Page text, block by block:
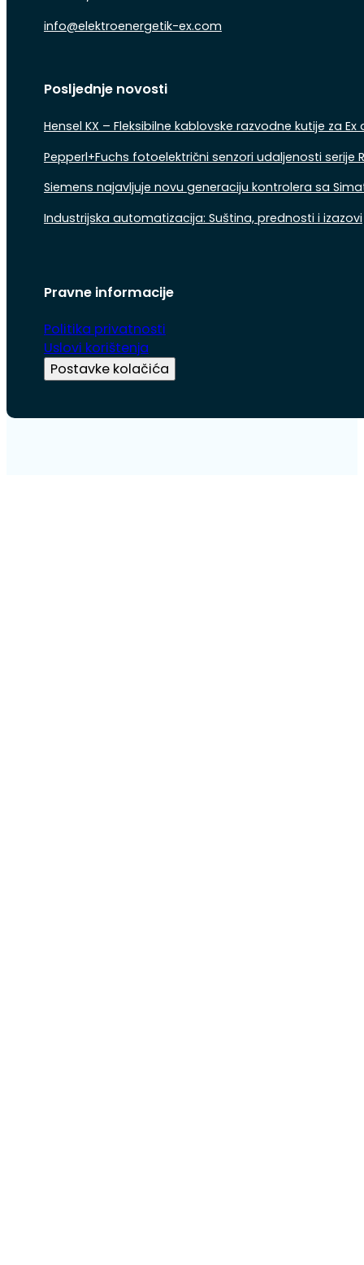
info@elektroenergetik-ex.com
Posljednje novosti
Hensel KX – Fleksibilne kablovske razvodne kutije za Ex
Pepperl+Fuchs fotoelektrični senzori udaljenosti
Siemens najavljuje novu generaciju kontrolera sa
Industrijska automatizacija: Suština, prednosti i izazovi
Pravne informacije
Politika privatnosti
Uslovi korištenja
Postavke kolačića